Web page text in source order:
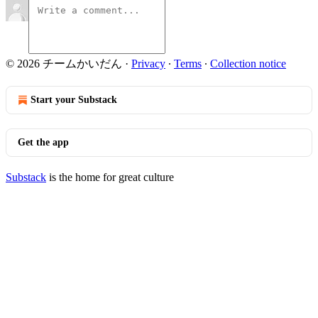
© 2026 チームかいだん · Privacy ∙ Terms ∙ Collection notice
Start your Substack
Get the app
Substack is the home for great culture